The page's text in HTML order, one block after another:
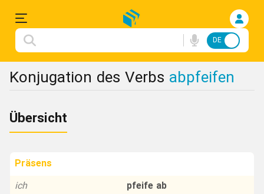
Einloggen
Deutsche
Konjugation
FA
DE
Konjugation des Verbs abpfeifen
Übersicht
Präsens
ich
pfeife ab